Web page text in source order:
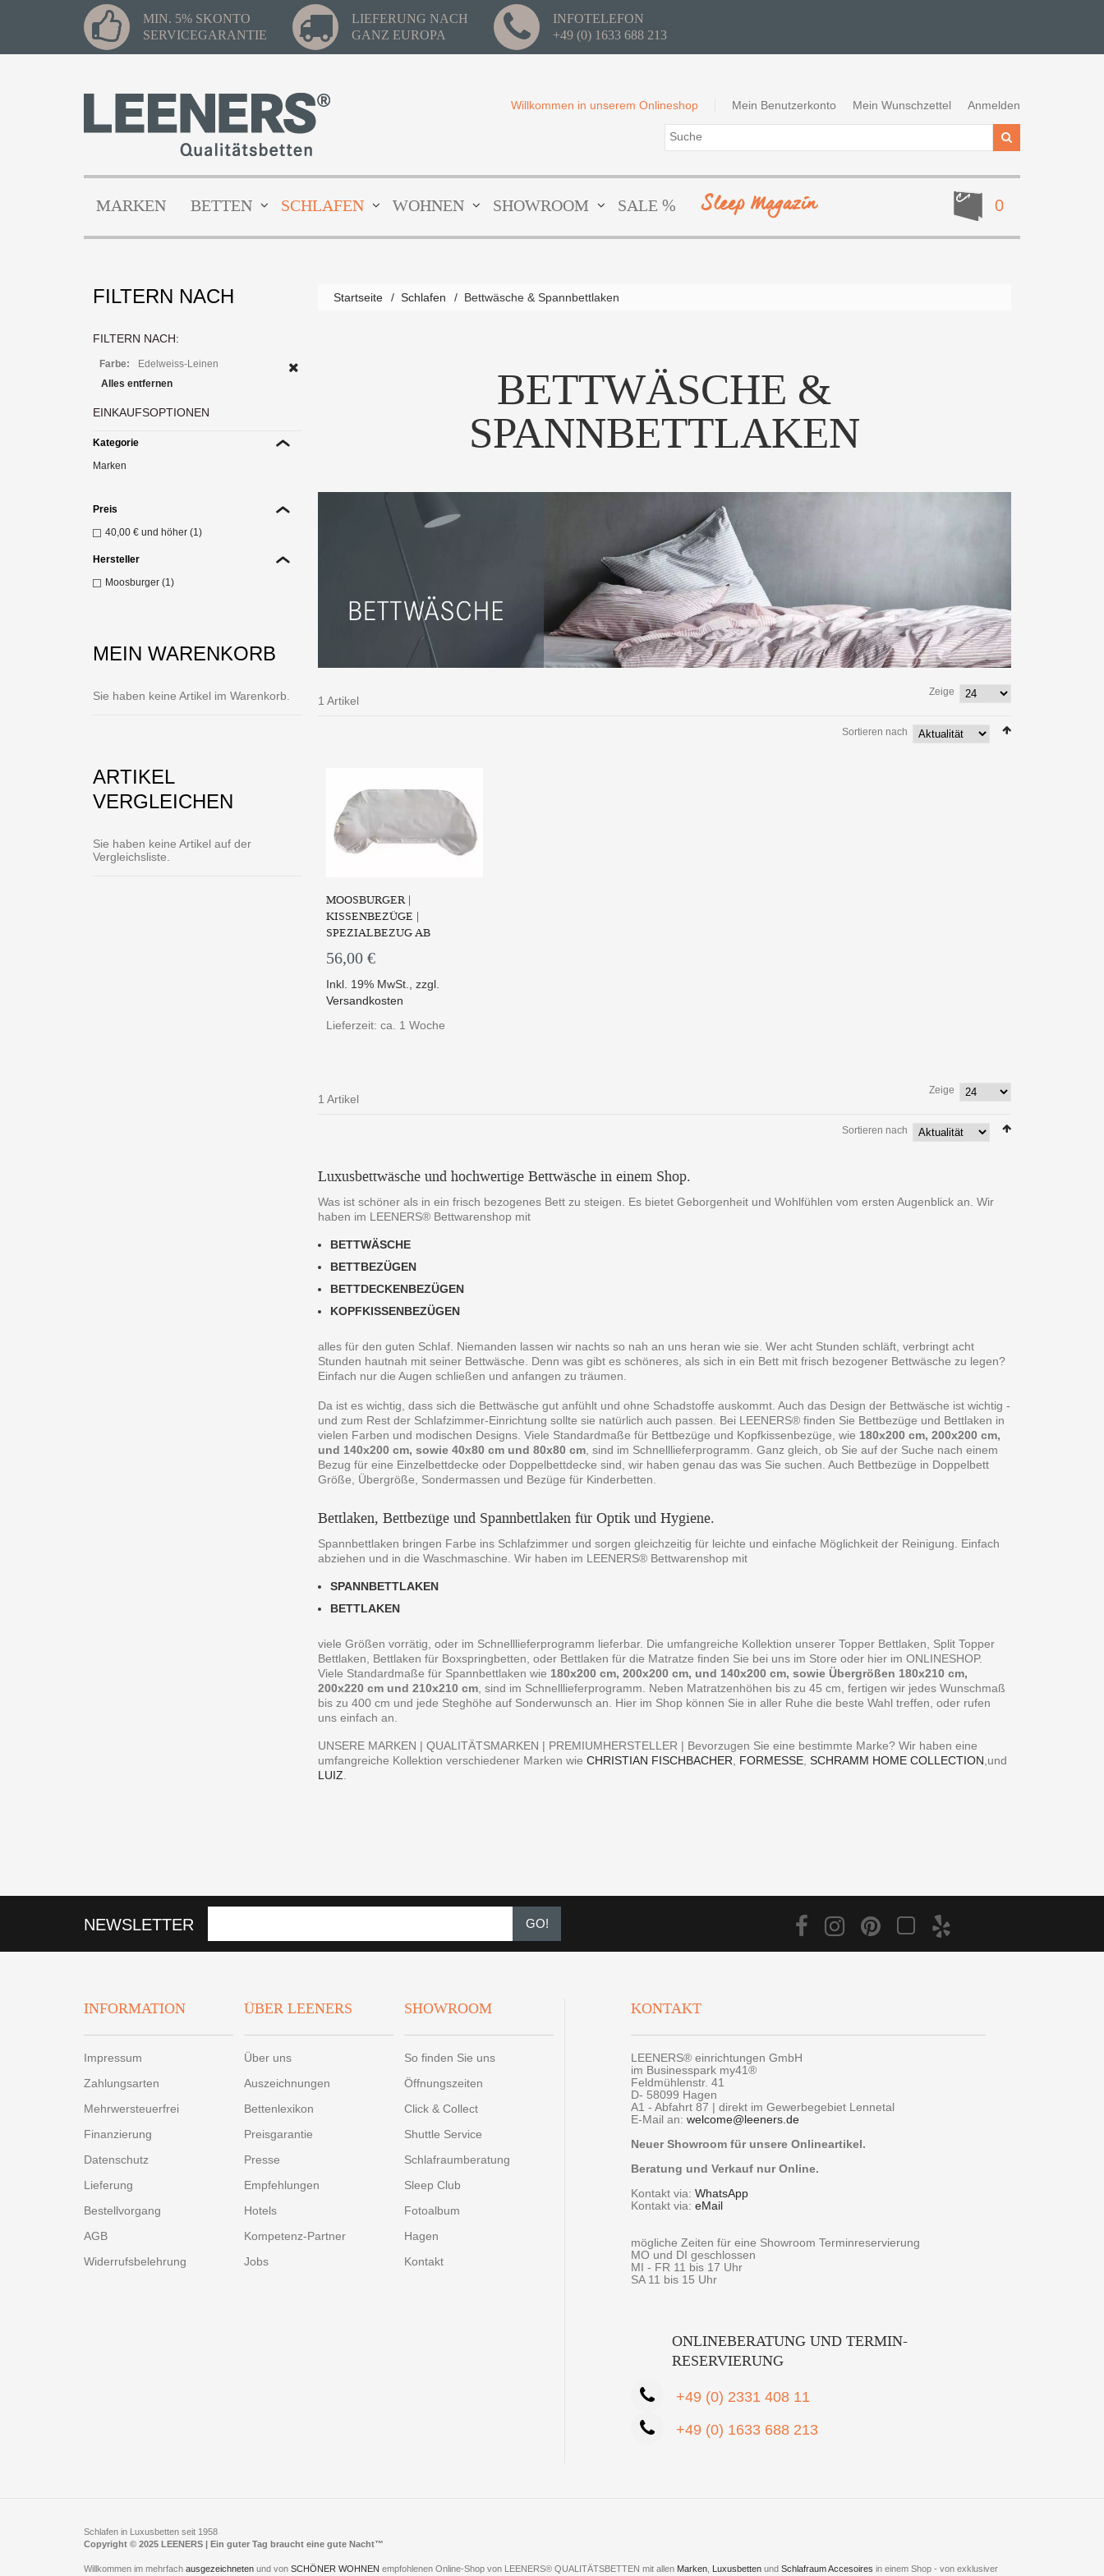
MIN. 5% SKONTO
SERVICEGARANTIE
LIEFERUNG NACH
GANZ EUROPA
INFOTELEFON
+49 (0) 1633 688 213
Mein Benutzerkonto Mein Wunschzettel Anmelden
Willkommen in unserem Onlineshop
0
MARKEN BETTEN SCHLAFEN WOHNEN SHOWROOM SALE % Sleep Magazin
Startseite / Schlafen / Bettwäsche & Spannbettlaken
BETTWÄSCHE &
SPANNBETTLAKEN
1 Artikel
Zeige
Sortieren nach
MOOSBURGER |
KISSENBEZÜGE |
SPEZIALBEZUG AB
56,00 €
Inkl. 19% MwSt.,zzgl.
Versandkosten
Lieferzeit: ca. 1 Woche
1 Artikel
Zeige
Sortieren nach
Luxusbettwäsche und hochwertige Bettwäsche in einem Shop.
Was ist schöner als in ein frisch bezogenes Bett zu steigen. Es bietet Geborgenheit und Wohlfühlen vom ersten Augenblick an. Wir
haben im LEENERS® Bettwarenshop mit
BETTWÄSCHE
BETTBEZÜGEN
BETTDECKENBEZÜGEN
KOPFKISSENBEZÜGEN
alles für den guten Schlaf. Niemanden lassen wir nachts so nah an uns heran wie sie. Wer acht Stunden schläft, verbringt acht
Stunden hautnah mit seiner Bettwäsche. Denn was gibt es schöneres, als sich in ein Bett mit frisch bezogener Bettwäsche zu legen?
Einfach nur die Augen schließen und anfangen zu träumen.
Da ist es wichtig, dass sich die Bettwäsche gut anfühlt und ohne Schadstoffe auskommt. Auch das Design der Bettwäsche ist wichtig -
und zum Rest der Schlafzimmer-Einrichtung sollte sie natürlich auch passen. Bei LEENERS® finden Sie Bettbezüge und Bettlaken in
vielen Farben und modischen Designs. Viele Standardmaße für Bettbezüge und Kopfkissenbezüge, wie 180x200 cm, 200x200 cm,
und 140x200 cm, sowie 40x80 cm und 80x80 cm, sind im Schnelllieferprogramm. Ganz gleich, ob Sie auf der Suche nach einem
Bezug für eine Einzelbettdecke oder Doppelbettdecke sind, wir haben genau das was Sie suchen. Auch Bettbezüge in Doppelbett
Größe, Übergröße, Sondermassen und Bezüge für Kinderbetten.
Bettlaken, Bettbezüge und Spannbettlaken für Optik und Hygiene.
Spannbettlaken bringen Farbe ins Schlafzimmer und sorgen gleichzeitig für leichte und einfache Möglichkeit der Reinigung. Einfach
abziehen und in die Waschmaschine. Wir haben im LEENERS® Bettwarenshop mit
SPANNBETTLAKEN
BETTLAKEN
viele Größen vorrätig, oder im Schnelllieferprogramm lieferbar. Die umfangreiche Kollektion unserer Topper Bettlaken, Split Topper
Bettlaken, Bettlaken für Boxspringbetten, oder Bettlaken für die Matratze finden Sie bei uns im Store oder hier im ONLINESHOP.
Viele Standardmaße für Spannbettlaken wie 180x200 cm, 200x200 cm, und 140x200 cm, sowie Übergrößen 180x210 cm,
200x220 cm und 210x210 cm, sind im Schnelllieferprogramm. Neben Matratzenhöhen bis zu 45 cm, fertigen wir jedes Wunschmaß
bis zu 400 cm und jede Steghöhe auf Sonderwunsch an. Hier im Shop können Sie in aller Ruhe die beste Wahl treffen, oder rufen
uns einfach an.
UNSERE MARKEN | QUALITÄTSMARKEN | PREMIUMHERSTELLER | Bevorzugen Sie eine bestimmte Marke? Wir haben eine
umfangreiche Kollektion verschiedener Marken wieCHRISTIAN FISCHBACHER, FORMESSE,SCHRAMM HOME COLLECTION,und
LUIZ.
FILTERN NACH
FILTERN NACH:
Farbe:
Edelweiss-Leinen
Alles entfernen
EINKAUFSOPTIONEN
Kategorie
Marken
Preis
40,00 € und höher (1)
Hersteller
Moosburger (1)
MEIN WARENKORB
Sie haben keine Artikel im Warenkorb.
ARTIKEL
VERGLEICHEN
Sie haben keine Artikel auf der
Vergleichsliste.
NEWSLETTER GO!
INFORMATION
Impressum
Zahlungsarten
Mehrwersteuerfrei
Finanzierung
Datenschutz
Lieferung
Bestellvorgang
AGB
Widerrufsbelehrung
ÜBER LEENERS
Über uns
Auszeichnungen
Bettenlexikon
Preisgarantie
Presse
Empfehlungen
Hotels
Kompetenz-Partner
Jobs
SHOWROOM
So finden Sie uns
Öffnungszeiten
Click & Collect
Shuttle Service
Schlafraumberatung
Sleep Club
Fotoalbum
Hagen
Kontakt
KONTAKT
LEENERS® einrichtungen GmbH
im Businesspark my41®
Feldmühlenstr. 41
D- 58099 Hagen
A1 - Abfahrt 87 | direkt im Gewerbegebiet Lennetal
E-Mail an: welcome@leeners.de
Neuer Showroom für unsere Onlineartikel.
Beratung und Verkauf nur Online.
Kontakt via: WhatsApp
Kontakt via: eMail
mögliche Zeiten für eine Showroom Terminreservierung
MO und DI geschlossen
MI - FR 11 bis 17 Uhr
SA 11 bis 15 Uhr
ONLINEBERATUNG UND TERMIN-
RESERVIERUNG
+49 (0) 2331 408 11
+49 (0) 1633 688 213
Schlafen in Luxusbetten seit 1958
Copyright © 2025 LEENERS | Ein guter Tag braucht eine gute Nacht™
Willkommen im mehrfach ausgezeichneten und von SCHÖNER WOHNEN empfohlenen Online-Shop von LEENERS® QUALITÄTSBETTEN mit allen Marken Luxusbetten und Schlafraum Accesoires in einem Shop - von exklusiver